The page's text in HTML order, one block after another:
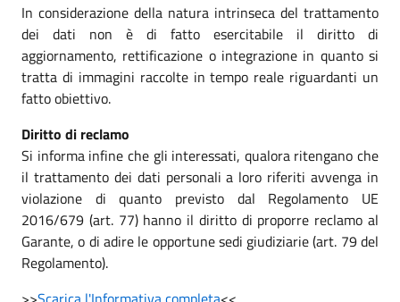
In considerazione della natura intrinseca del trattamento
dei dati non è di fatto esercitabile il diritto di
aggiornamento, rettificazione o integrazione in quanto si
tratta di immagini raccolte in tempo reale riguardanti un
fatto obiettivo.
Diritto di reclamo
Si informa infine che gli interessati, qualora ritengano che
il trattamento dei dati personali a loro riferiti avvenga in
violazione di quanto previsto dal Regolamento UE
2016/679 (art. 77) hanno il diritto di proporre reclamo al
Garante, o di adire le opportune sedi giudiziarie (art. 79 del
Regolamento).